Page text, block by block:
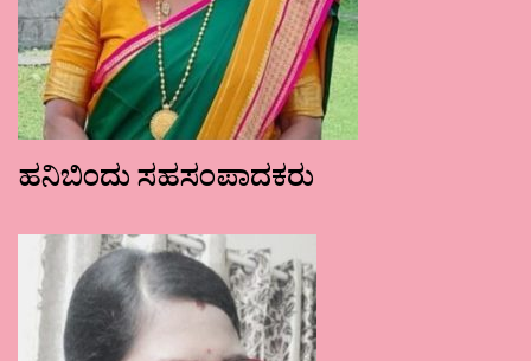
ಹನಿಬಿಂದು ಸಹಸಂಪಾದಕರು